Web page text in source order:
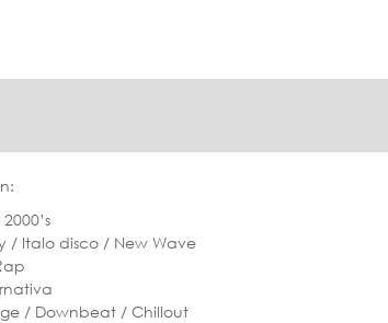
/ Italo disco / New Wave
/ Downbeat / Chillout